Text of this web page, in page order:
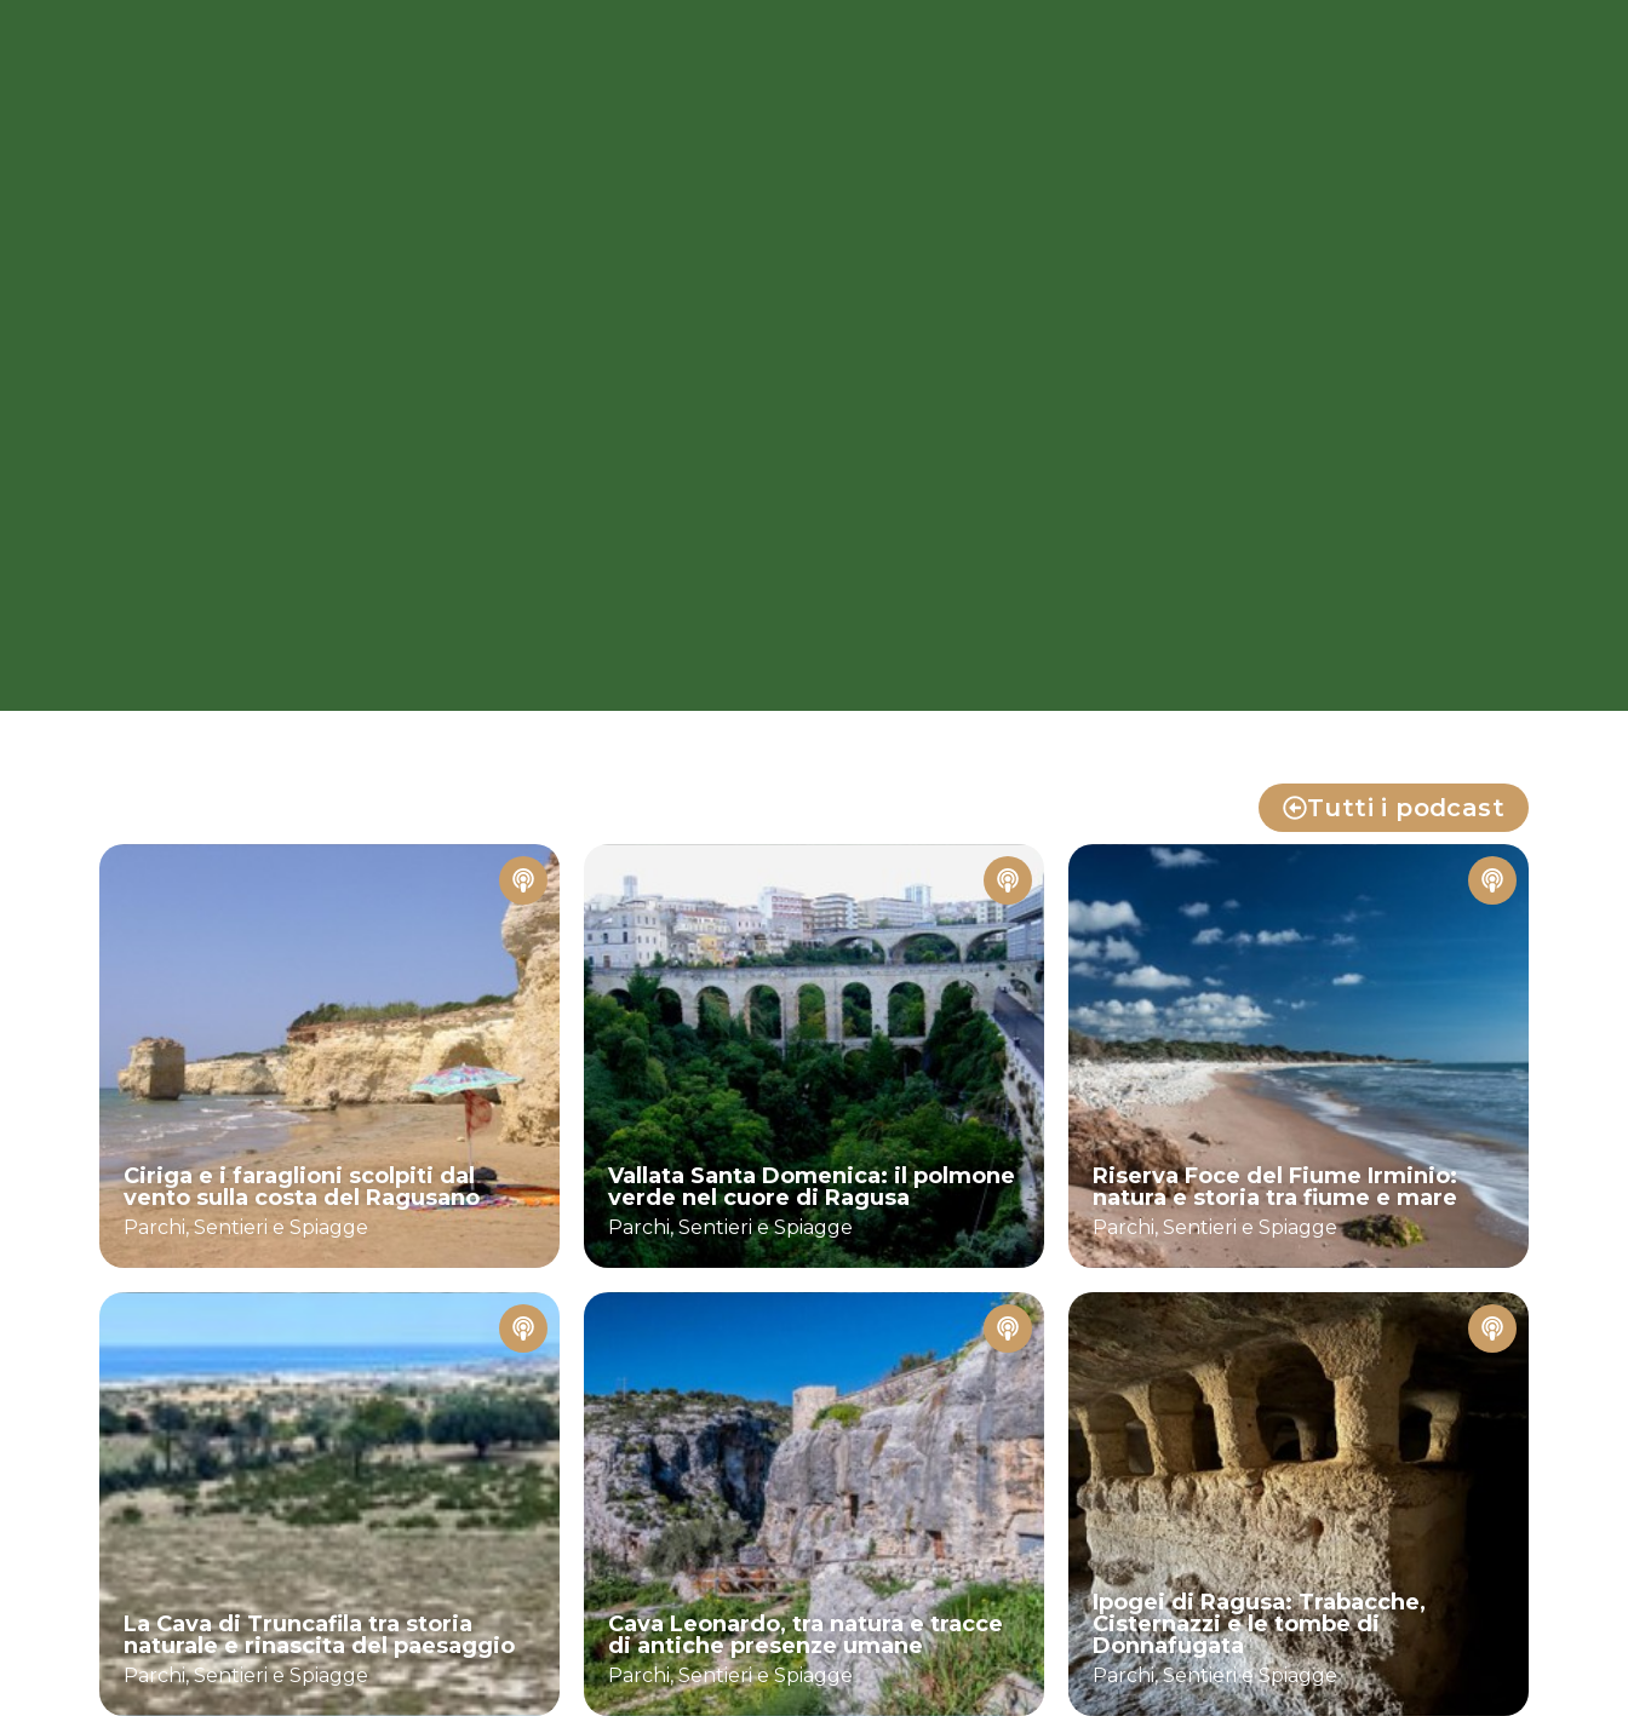
Tutti i podcast
Ciriga e i faraglioni scolpiti dal
vento sulla costa del Ragusano
Parchi, Sentieri e Spiagge
Vallata Santa Domenica: il polmone
verde nel cuore di Ragusa
Parchi, Sentieri e Spiagge
Riserva Foce del Fiume Irminio:
natura e storia tra fiume e mare
Parchi, Sentieri e Spiagge
La Cava di Truncafila tra storia
naturale e rinascita del paesaggio
Parchi, Sentieri e Spiagge
Cava Leonardo, tra natura e tracce
di antiche presenze umane
Parchi, Sentieri e Spiagge
Ipogei di Ragusa: Trabacche,
Cisternazzi e le tombe di
Donnafugata
Parchi, Sentieri e Spiagge